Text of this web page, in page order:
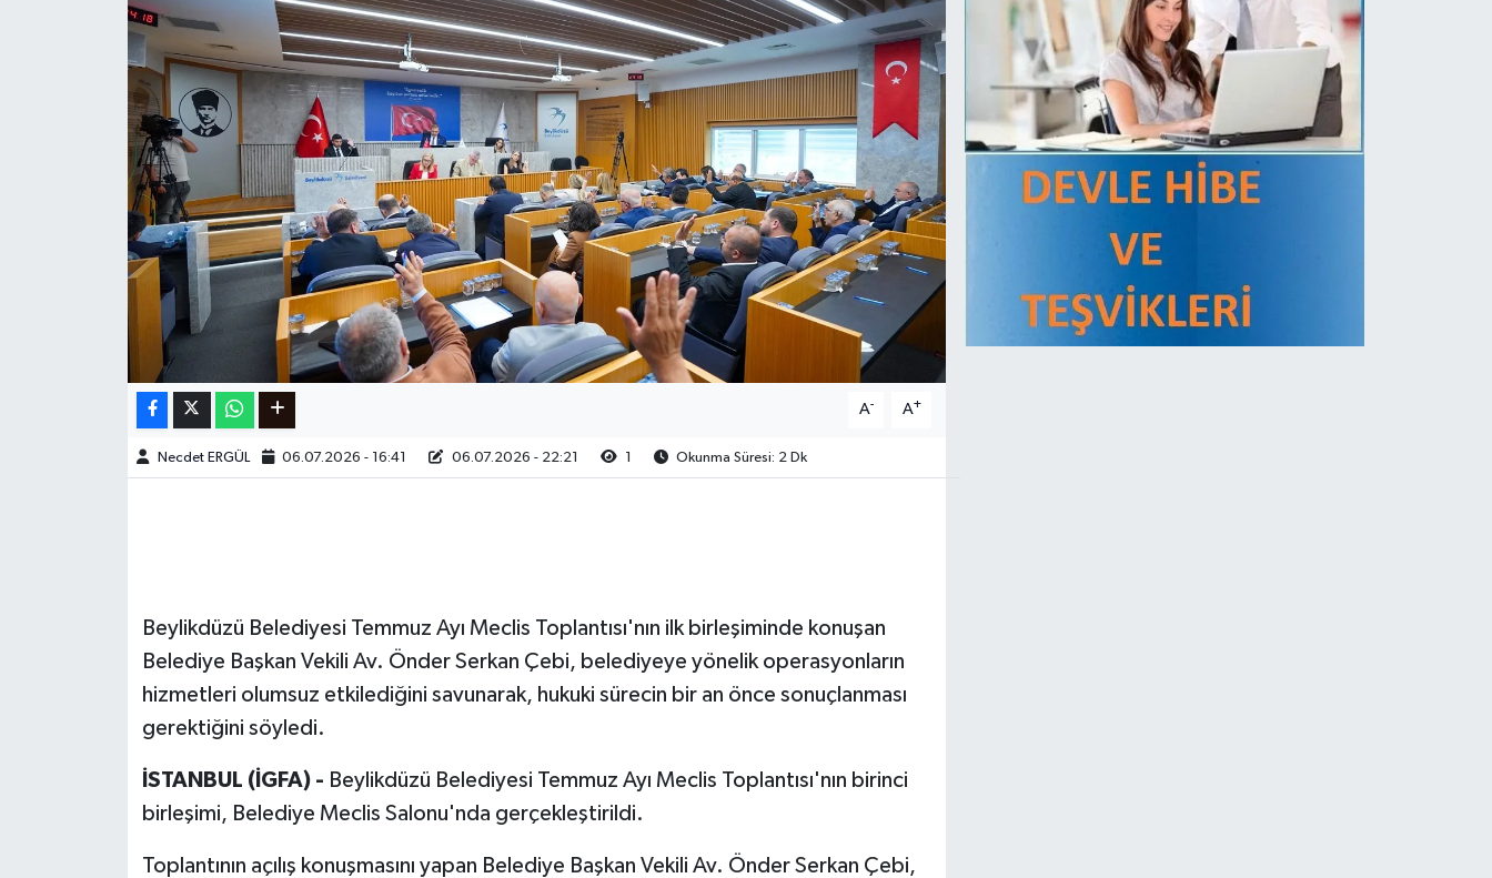
A- A+
Necdet ERGÜL 06.07.2026 - 16:41 06.07.2026 - 22:21 1 Okunma Süresi: 2 Dk
Beylikdüzü Belediyesi Temmuz Ayı Meclis Toplantısı'nın ilk birleşiminde konuşan
Belediye Başkan Vekili Av. Önder Serkan Çebi, belediyeye yönelik operasyonların
hizmetleri olumsuz etkilediğini savunarak, hukuki sürecin bir an önce sonuçlanması
gerektiğini söyledi.
İSTANBUL (İGFA) - Beylikdüzü Belediyesi Temmuz Ayı Meclis Toplantısı'nın birinci
birleşimi, Belediye Meclis Salonu'nda gerçekleştirildi.
Toplantının açılış konuşmasını yapan Belediye Başkan Vekili Av. Önder Serkan Çebi,